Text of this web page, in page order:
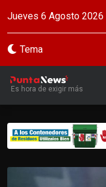
Jueves 6 Agosto 2026
Tema
Es hora de exigir más